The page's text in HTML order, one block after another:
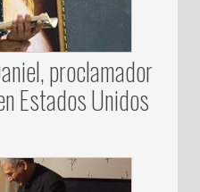
proclamador
Estados Unidos